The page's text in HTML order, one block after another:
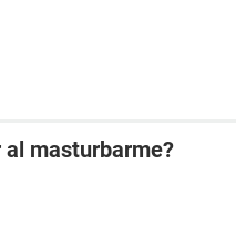
al masturbarme?